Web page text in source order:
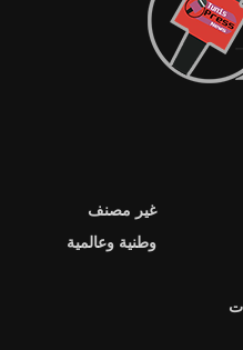
غير مصنف
وطنية وعالمية